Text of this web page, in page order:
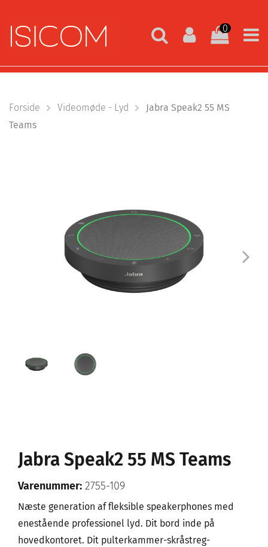
0
Forside Videomøde - Lyd
Jabra Speak2 55 MS
Teams
Jabra Speak2 55 MS Teams
Varenummer: 2755-109
Næste generation af fleksible speakerphones med
enestående professionel lyd. Dit bord inde på
hovedkontoret. Dit pulterkammer-skråstreg-